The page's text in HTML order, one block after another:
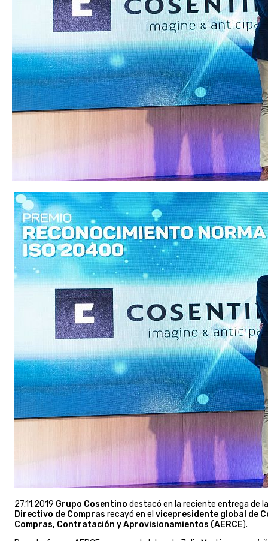
27.11.2019 Grupo Cosentino destacó en la reciente entrega de
Directivo de Compras recayó en el vicepresidente global de
Compras, Contratación y Aprovisionamientos (AERCE).